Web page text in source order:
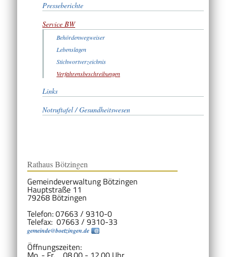
Presseberichte
Service BW
Behördenwegweiser
Lebenslagen
Stichwortverzeichnis
Verfahrensbeschreibungen
Links
Notruftafel / Gesundheitswesen
Rathaus Bötzingen
Gemeindeverwaltung Bötzingen
Hauptstraße 11
79268 Bötzingen
Telefon: 07663 / 9310-0
Telefax: 07663 / 9310-33
gemeinde@boetzingen.de
Öffnungszeiten: